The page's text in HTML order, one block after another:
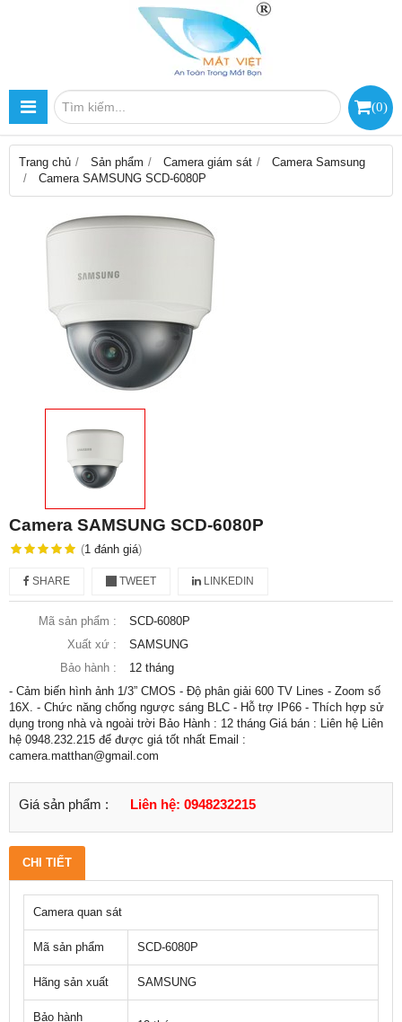
(0)
Trang chủ Sản phẩm Camera giám sát
Camera Samsung
Camera SAMSUNG SCD-6080P
Camera SAMSUNG SCD-6080P
(1 đánh giá)
SHARE TWEET LINKEDIN
Mã sản phẩm :
SCD-6080P
Xuất xứ :
SAMSUNG
Bảo hành :
12 tháng
- Cảm biến hình ảnh 1/3” CMOS - Độ phân giải 600 TV Lines - Zoom số
16X. - Chức năng chống ngược sáng BLC - Hỗ trợ IP66 - Thích hợp sử
dụng trong nhà và ngoài trời Bảo Hành : 12 tháng Giá bán : Liên hệ Liên
hệ 0948.232.215 để được giá tốt nhất Email :
camera.matthan@gmail.com
Giá sản phẩm : Liên hệ: 0948232215
CHI TIẾT
Camera quan sát
Mã sản phẩm SCD-6080P
Hãng sản xuất SAMSUNG
Bảo hành